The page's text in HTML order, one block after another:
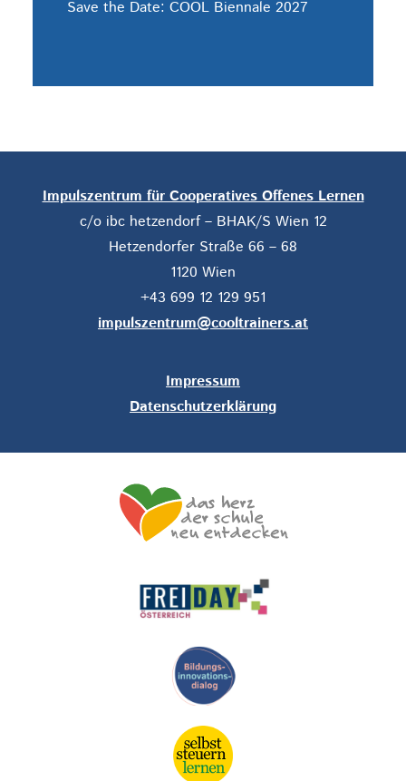
Save the Date: COOL Biennale 2027
Impulszentrum für Cooperatives Offenes Lernen
c/o ibc hetzendorf – BHAK/S Wien 12
Hetzendorfer Straße 66 – 68
1120 Wien
+43 699 12 129 951
impulszentrum@cooltrainers.at
Impressum
Datenschutzerklärung